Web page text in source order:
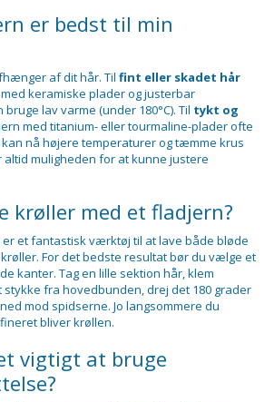
er bedst til min
af dit hår. Til fint eller skadet hår
keramiske plader og justerbar
lav varme (under 180°C). Til tykt og
med titanium- eller tourmaline-plader ofte
nå højere temperaturer og tæmme krus
altid muligheden for at kunne justere
krøller med et fladjern?
er et fantastisk værktøj til at lave både bløde
For det bedste resultat bør du vælge et
kanter. Tag en lille sektion hår, klem
fra hovedbunden, drej det 180 grader
mod spidserne. Jo langsommere du
bliver krøllen.
vigtigt at bruge